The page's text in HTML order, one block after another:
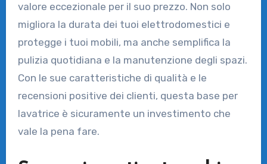
valore eccezionale per il suo prezzo. Non solo
migliora la durata dei tuoi elettrodomestici e
protegge i tuoi mobili, ma anche semplifica la
pulizia quotidiana e la manutenzione degli spazi.
Con le sue caratteristiche di qualità e le
recensioni positive dei clienti, questa base per
lavatrice è sicuramente un investimento che
vale la pena fare.